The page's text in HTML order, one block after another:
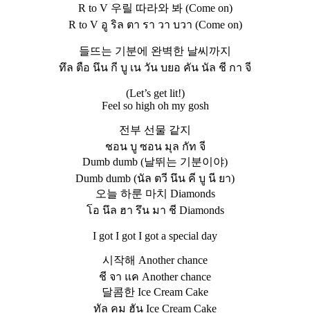
R to V 우릴 따라와 봐 (Come on)
R to V อู ริล ตา รา วา บวา (Come on)
들뜨는 기분에 완벽한 날씨까지
ทึล ตือ นึน กี บู เน วัน บยอ คัน นัล ชี กา จี
(Let’s get lit!)
Feel so high oh my gosh
전부 선물 같지
ชอน บู ซอน มุล กัท จี
Dumb dumb (날뛰는 기분이야)
Dumb dumb (นัล ตวี นึน คี บู นี ยา)
오늘 하룬 마치 Diamonds
โอ นึล ฮา รึน มา ชี Diamonds
I got I got I got a special day
시작해 Another chance
ชี จา แค Another chance
달콤한 Ice Cream Cake
ทัล คม ฮัน Ice Cream Cake